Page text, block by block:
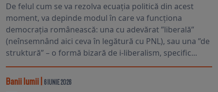
De felul cum se va rezolva ecuația politică din acest
moment, va depinde modul în care va funcționa
democrația românească: una cu adevărat ”liberală”
(neînsemnând aici ceva în legătură cu PNL), sau una ”de
struktură” – o formă bizară de i-liberalism, specific...
Banii lumii 6 IUNIE 2026